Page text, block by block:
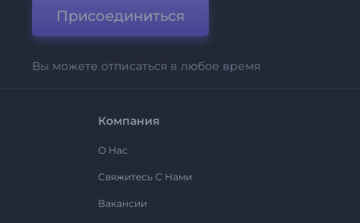
Присоединиться
Вы можете отписаться в любое время
Компания
О Нас
Свяжитесь С Нами
Вакансии